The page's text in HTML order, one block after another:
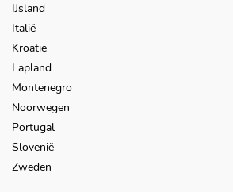
IJsland
Italië
Kroatië
Lapland
Montenegro
Noorwegen
Portugal
Slovenië
Zweden